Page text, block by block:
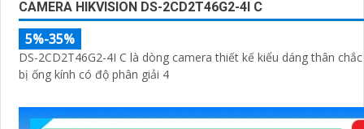
CAMERA HIKVISION DS-2CD2T46G2-4I C
5%-35%
DS-2CD2T46G2-4I C là dòng camera thiết kế kiểu dáng thân
bị ống kính có độ phân giải 4